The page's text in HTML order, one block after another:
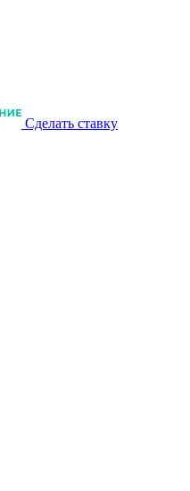
Сделать ставку